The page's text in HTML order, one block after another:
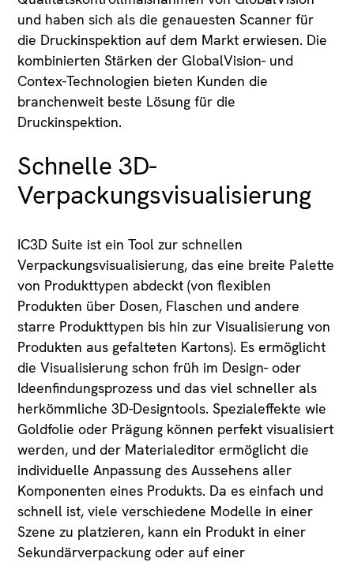
und haben sich als die genauesten Scanner für
die Druckinspektion auf dem Markt erwiesen. Die
kombinierten Stärken der GlobalVision- und
Contex-Technologien bieten Kunden die
branchenweit beste Lösung für die
Druckinspektion.
Schnelle 3D-
Verpackungsvisualisierung
IC3D Suite ist ein Tool zur schnellen
Verpackungsvisualisierung, das eine breite Palette
von Produkttypen abdeckt (von flexiblen
Produkten über Dosen, Flaschen und andere
starre Produkttypen bis hin zur Visualisierung von
Produkten aus gefalteten Kartons). Es ermöglicht
die Visualisierung schon früh im Design- oder
Ideenfindungsprozess und das viel schneller als
herkömmliche 3D-Designtools. Spezialeffekte wie
Goldfolie oder Prägung können perfekt visualisiert
werden, und der Materialeditor ermöglicht die
individuelle Anpassung des Aussehens aller
Komponenten eines Produkts. Da es einfach und
schnell ist, viele verschiedene Modelle in einer
Szene zu platzieren, kann ein Produkt in einer
Sekundärverpackung oder auf einer